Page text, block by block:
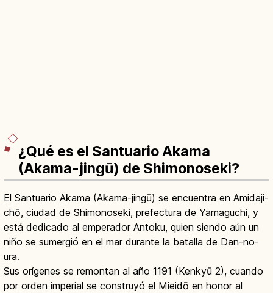
¿Qué es el Santuario Akama
(Akama-jingū) de Shimonoseki?
El Santuario Akama (Akama-jingū) se encuentra en Amidaji-
chō, ciudad de Shimonoseki, prefectura de Yamaguchi, y
está dedicado al emperador Antoku, quien siendo aún un
niño se sumergió en el mar durante la batalla de Dan-no-
ura.
Sus orígenes se remontan al año 1191 (Kenkyū 2), cuando
por orden imperial se construyó el Mieidō en honor al